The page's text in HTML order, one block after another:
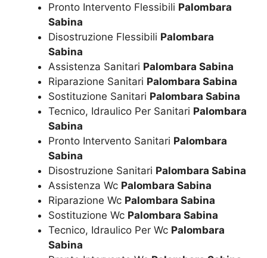
Pronto Intervento Flessibili Palombara
Sabina
Disostruzione Flessibili Palombara
Sabina
Assistenza Sanitari Palombara Sabina
Riparazione Sanitari Palombara Sabina
Sostituzione Sanitari Palombara Sabina
Tecnico, Idraulico Per Sanitari Palombara
Sabina
Pronto Intervento Sanitari Palombara
Sabina
Disostruzione Sanitari Palombara Sabina
Assistenza Wc Palombara Sabina
Riparazione Wc Palombara Sabina
Sostituzione Wc Palombara Sabina
Tecnico, Idraulico Per Wc Palombara
Sabina